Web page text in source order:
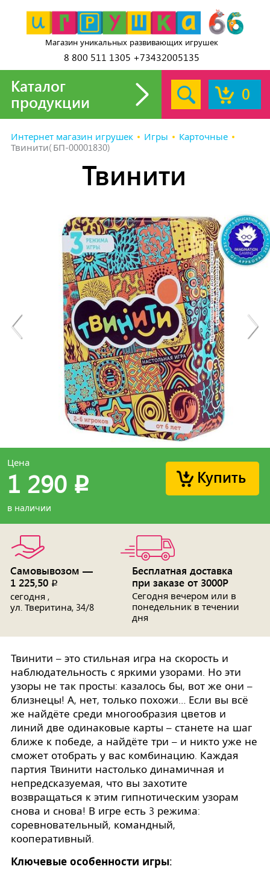
Магазин уникальных развивающих игрушек
8 800 511 1305 +73432005135
0
Каталог
продукции
Интернет магазин игрушек Игры
Карточные
Твинити(БП-00001830)
Твинити
Купить
Цена
1 290 p
в наличии
Самовывозом —
1 225,50 p
сегодня ,
ул. Тверитина, 34/8
Бесплатная доставка
при заказе от 3000Р
Сегодня вечером или в
понедельник в течении
дня
Твинити – это стильная игра на скорость и
наблюдательность с яркими узорами. Но эти
узоры не так просты: казалось бы, вот же они –
близнецы! А, нет, только похожи… Если вы всё
же найдёте среди многообразия цветов и
линий две одинаковые карты – станете на шаг
ближе к победе, а найдёте три – и никто уже не
сможет отобрать у вас комбинацию. Каждая
партия Твинити настолько динамичная и
непредсказуемая, что вы захотите
возвращаться к этим гипнотическим узорам
снова и снова! В игре есть 3 режима:
соревновательный, командный,
кооперативный.
Ключевые особенности игры: